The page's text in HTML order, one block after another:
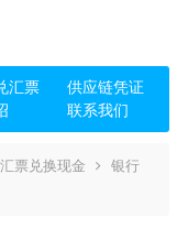
汇票
供应链凭证
联系我们
票兑换现金
银行